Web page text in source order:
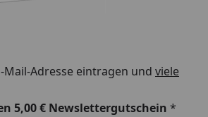
Mail-Adresse eintragen und viele
5,00 € Newslettergutschein *